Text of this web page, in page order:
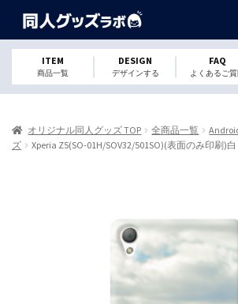
ITEM
商品一覧
DESIGN
デザインする
FAQ
よくあるご
オリジナル同人グッズ TOP 全商品一覧
ズ
Xperia Z5(SO-01H/SOV32/501SO)(表面のみ印刷)白